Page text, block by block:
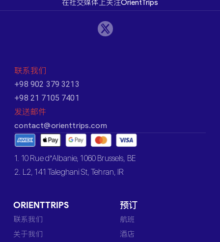
在社交媒体上关注OrientTrips
联系我们
+98 902 379 3213
+98 21 7105 7401
发送邮件
contact@orienttrips.com
1. 10 Rue d’Albanie, 1060 Brussels, BE
2. L2, 141 Taleghani St, Tehran, IR
ORIENTTRIPS
联系我们
关于我们
预订
航班
酒店